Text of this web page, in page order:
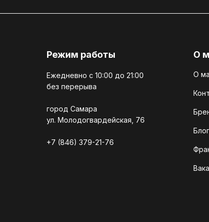
Режим работы
Ежедневно c 10:00 до 21:00
без перерыва
город Самара
ул. Молодогвардейская, 76
+7 (846) 379-21-76
О
О
Блог